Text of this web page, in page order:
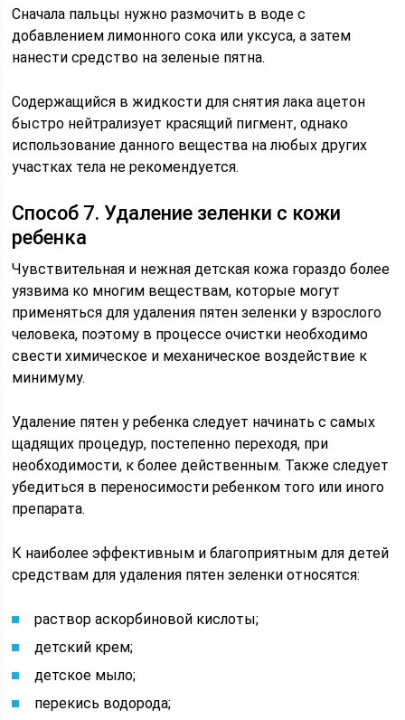
Сначала пальцы нужно размочить в воде с
добавлением лимонного сока или уксуса, а затем
нанести средство на зеленые пятна.
Содержащийся в жидкости для снятия лака ацетон
быстро нейтрализует красящий пигмент, однако
использование данного вещества на любых других
участках тела не рекомендуется.
Способ 7. Удаление зеленки с кожи
ребенка
Чувствительная и нежная детская кожа гораздо более
уязвима ко многим веществам, которые могут
применяться для удаления пятен зеленки у взрослого
человека, поэтому в процессе очистки необходимо
свести химическое и механическое воздействие к
минимуму.
Удаление пятен у ребенка следует начинать с самых
щадящих процедур, постепенно переходя, при
необходимости, к более действенным. Также следует
убедиться в переносимости ребенком того или иного
препарата.
К наиболее эффективным и благоприятным для детей
средствам для удаления пятен зеленки относятся:
раствор аскорбиновой кислоты;
детский крем;
детское мыло;
перекись водорода;